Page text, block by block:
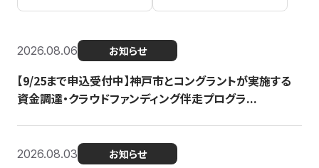
2026.08.06 お知らせ
【9/25まで申込受付中】神戸市とコングラントが実施する
資金調達・クラウドファンディング伴走プログラ...
2026.08.03 お知らせ